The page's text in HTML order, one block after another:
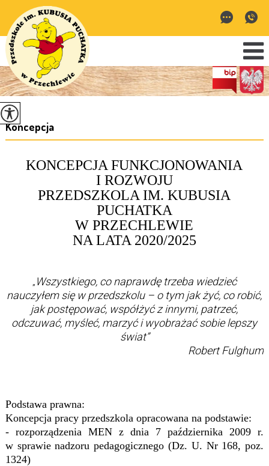
Koncepcja
KONCEPCJA FUNKCJONOWANIA
I ROZWOJU
PRZEDSZKOLA IM. KUBUSIA
PUCHATKA
W PRZECHLEWIE
NA LATA 2020/2025
„ Wszystkiego, co naprawdę trzeba wiedzieć
nauczyłem się w przedszkolu – o tym jak żyć, co robić,
jak postępować, współżyć z innymi, patrzeć,
odczuwać, myśleć, marzyć i wyobrażać sobie lepszy
świat”
Robert Fulghum
Podstawa prawna:
Koncepcja pracy przedszkola opracowana na podstawie:
- rozporządzenia MEN z dnia 7 października 2009 r.
w sprawie nadzoru pedagogicznego (Dz. U. Nr 168, poz.
1324)